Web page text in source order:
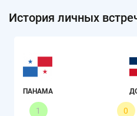
История личных
ПАНАМА
1 0